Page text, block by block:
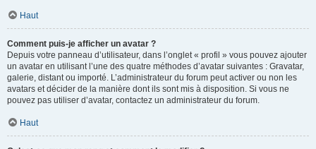
Haut
Comment puis-je afficher un avatar ?
Depuis votre panneau d’utilisateur, dans l’onglet « profil » vous pouvez ajouter
un avatar en utilisant l’une des quatre méthodes d’avatar suivantes : Gravatar,
galerie, distant ou importé. L’administrateur du forum peut activer ou non les
avatars et décider de la manière dont ils sont mis à disposition. Si vous ne
pouvez pas utiliser d’avatar, contactez un administrateur du forum.
Haut